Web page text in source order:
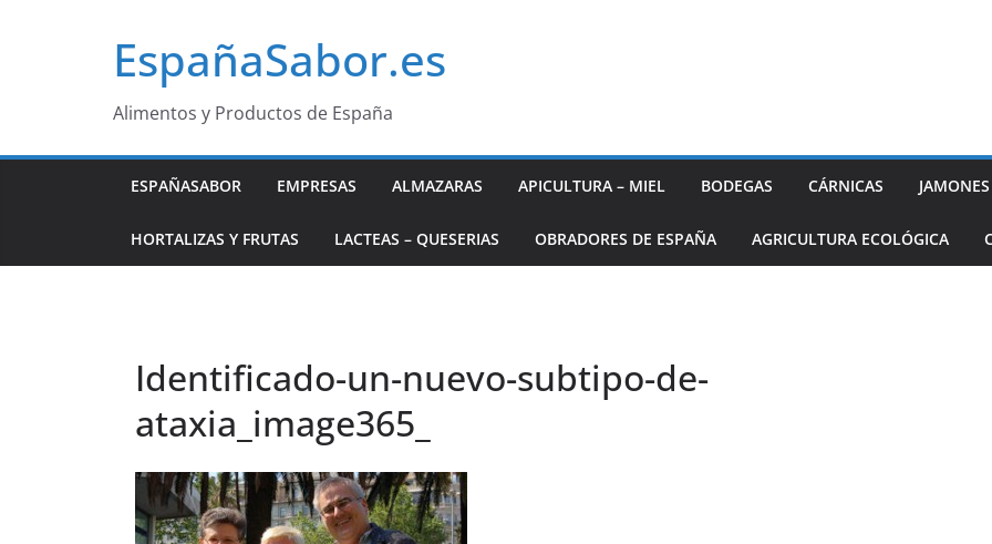
EspañaSabor.es
Alimentos y Productos de España
ESPAÑASABOR EMPRESAS ALMAZARAS APICULTURA – MIEL BODEGAS CÁRNICAS
HORTALIZAS Y FRUTAS LACTEAS – QUESERIAS OBRADORES DE ESPAÑA AGRICULTURA ECOLÓGICA
Identificado-un-nuevo-subtipo-de-
ataxia_image365_